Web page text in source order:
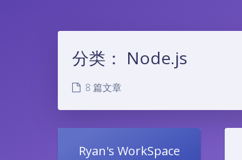
分类： Node.js
8 篇文章
Ryan's WorkSpace